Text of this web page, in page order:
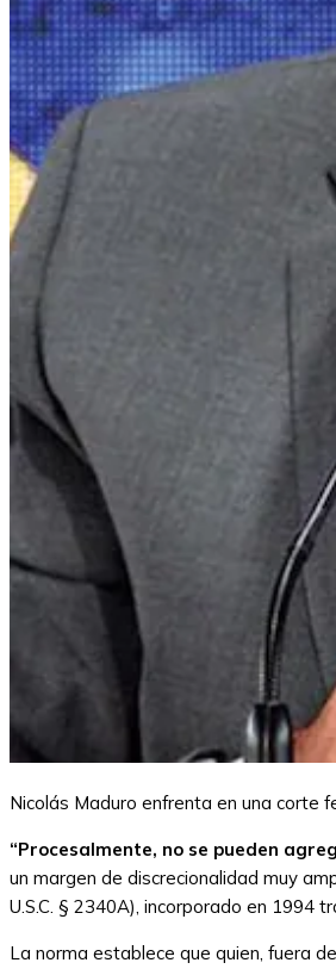
Nicolás Maduro enfrenta en una corte
“Procesalmente, no se pueden
un margen de discrecionalidad muy
U.S.C. § 2340A), incorporado en 1994
La norma establece que quien, fuera